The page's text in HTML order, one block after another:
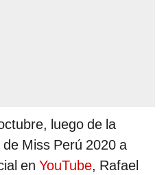
luego de la
Miss Perú 2020 a
en YouTube, Rafael